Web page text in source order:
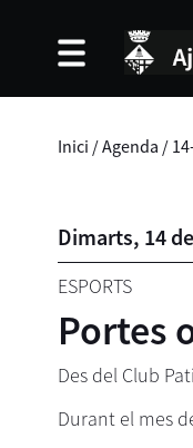
Inici /Agenda /
Dimarts, 14 de
ESPORTS
Portes
Des del Club
Durant el mes